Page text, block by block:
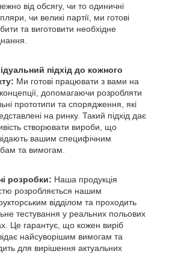
від обсягу, чи то одиничні
чи великі партії, ми готові
та виготовити необхідне
підхід до кожного
Ми готові працювати з вами на
допомагаючи розробляти
прототипи та спорядження, які
на ринку. Такий підхід дає
створювати вироби, що
вашим специфічним
та вимогам.
розробки: Наша продукція
розробляється нашим
відділом та проходить
тестування у реальних польових
Це гарантує, що кожен виріб
найсуворішим вимогам та
для вирішення актуальних